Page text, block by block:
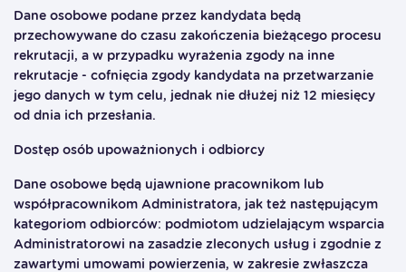
Dane osobowe podane przez kandydata będą
przechowywane do czasu zakończenia bieżącego procesu
rekrutacji, a w przypadku wyrażenia zgody na inne
rekrutacje - cofnięcia zgody kandydata na przetwarzanie
jego danych w tym celu, jednak nie dłużej niż 12 miesięcy
od dnia ich przesłania.
Dostęp osób upoważnionych i odbiorcy
Dane osobowe będą ujawnione pracownikom lub
współpracownikom Administratora, jak też następującym
kategoriom odbiorców: podmiotom udzielającym wsparcia
Administratorowi na zasadzie zleconych usług i zgodnie z
zawartymi umowami powierzenia, w zakresie zwłaszcza